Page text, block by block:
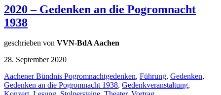
2020 – Gedenken an die Pogromnacht
1938
geschrieben von VVN-BdA Aachen
28. September 2020
Aachener Bündnis Pogromnachtgedenken, Führung, Gedenken,
Gedenken an die Pogromnacht 1938, Gedenkveranstaltung,